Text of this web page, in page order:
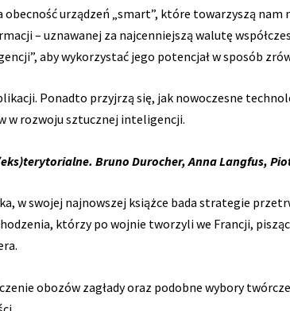
urządzeń „smart”, które towarzyszą nam
– uznawanej za najcenniejszą walutę
aby wykorzystać jego potencjał w sposób
Ponadto przyjrzą się, jak nowoczesne
w rozwoju sztucznej inteligencji.
Bruno Durocher, Anna Langfus,
w swojej najnowszej książce bada strategie
którzy po wojnie tworzyli we Francji,
obozów zagłady oraz podobne wybory